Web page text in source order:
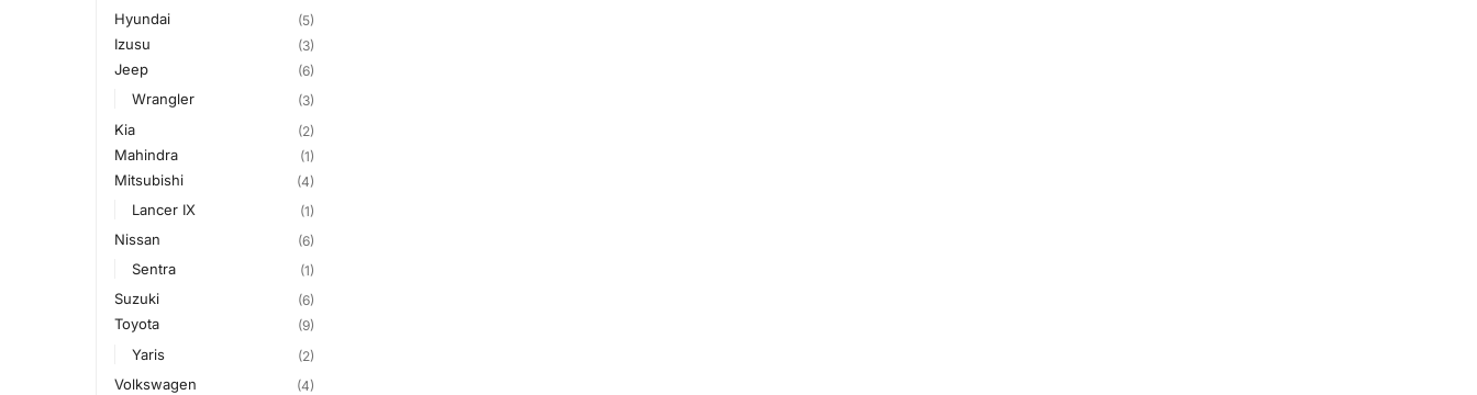
Hyundai (5)
Izusu (3)
Jeep (6)
Wrangler (3)
Kia (2)
Mahindra (1)
Mitsubishi (4)
Lancer IX (1)
Nissan (6)
Sentra (1)
Suzuki (6)
Toyota (9)
Yaris (2)
Volkswagen (4)